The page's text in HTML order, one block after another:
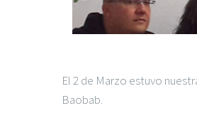
El 2 de Marzo estuvo
Baobab.